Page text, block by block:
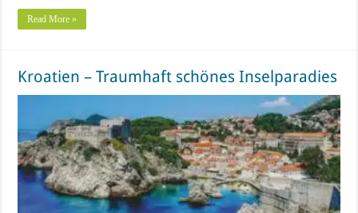
Read More »
Kroatien – Traumhaft schönes Inselparadies